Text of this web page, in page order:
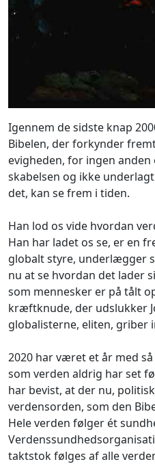
Igennem de sidste knap
Bibelen, der forkynder
evigheden, for ingen
skabelsen og ikke
det, kan se frem i tiden.
Han lod os vide hvordan
Han har ladet os se, er en
globalt styre, underlægger
nu at se hvordan det lader
som mennesker er på tålt
kræftknude, der udslukker
globalisterne, eliten, griber
2020 har været et år med
som verden aldrig har set
har bevist, at der nu,
verdensorden, som den
Hele verden følger ét
taktstok følges af alle